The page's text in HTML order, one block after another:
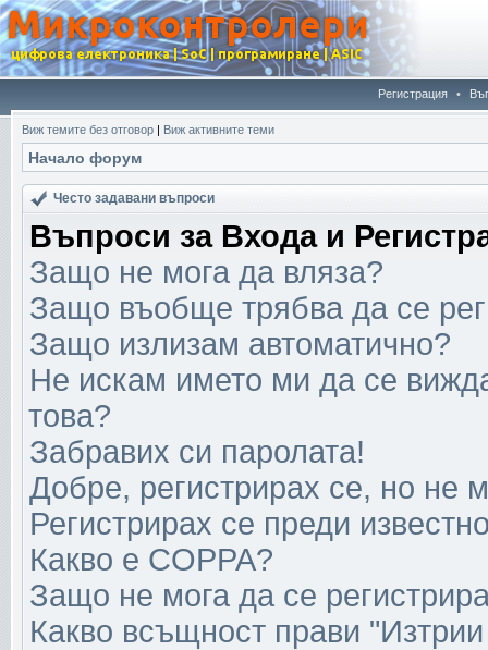
Регистрация •
Виж темите без отговор | Виж активните теми
Начало форум
Често задавани въпроси
Въпроси за Входа и
Защо не мога да вляза?
Защо въобще трябва да се
Защо излизам автоматично?
Не искам името ми да се
това?
Забравих си паролата!
Добре, регистрирах се, но не
Регистрирах се преди
Какво е COPPA?
Защо не мога да се
Какво всъщност прави "Изтрии